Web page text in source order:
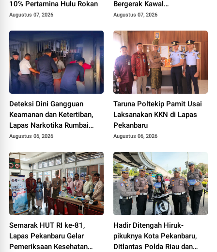
10% Pertamina Hulu Rokan
Augustus 07, 2026
Bergerak Kawal
Swasembada Pangan
Augustus 07, 2026
Deteksi Dini Gangguan
Keamanan dan Ketertiban,
Lapas Narkotika Rumbai
Gelar Razia Rutin Blok
Augustus 06, 2026
Taruna Poltekip Pamit Usai
Laksanakan KKN di Lapas
Pekanbaru
Augustus 06, 2026
Semarak HUT RI ke-81,
Lapas Pekanbaru Gelar
Pemeriksaan Kesehatan
Hadir Ditengah Hiruk-
pikuknya Kota Pekanbaru,
Ditlantas Polda Riau dan